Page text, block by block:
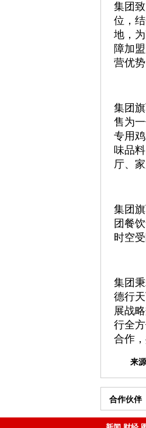
集团
位，
地，
障加
营优势
集团
售为
专用
味品
厅、
集团
团餐
时空
集团
德行
展战
行全
合作
来
合作伙伴